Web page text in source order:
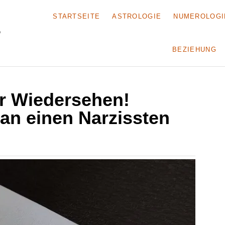
STARTSEITE ASTROLOGIE
BEZIEHUNG
Wiedersehen!
einen Narzissten